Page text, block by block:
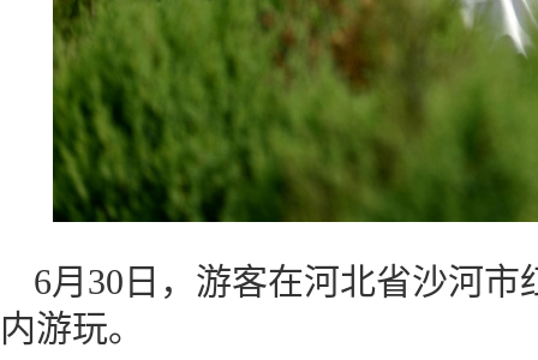
6月30日，游客在河北省沙河
内游玩。